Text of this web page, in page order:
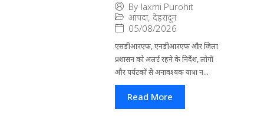
By laxmi Purohit
आपदा, देहरादून
05/08/2026
एसडीआरएफ, एनडीआरएफ और जिला
प्रशासन को अलर्ट रहने के निर्देश, लोगों
और पर्यटकों से अनावश्यक यात्रा न...
Read More